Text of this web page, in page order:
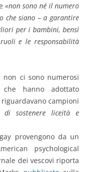
«non sono né il numero
che siano – a garantire
per i bambini, bensì
e le responsabilità
non ci sono numerosi
hanno adottato
campioni
sostenere liceità e
provengono da un
psychological
dei vescovi riporta